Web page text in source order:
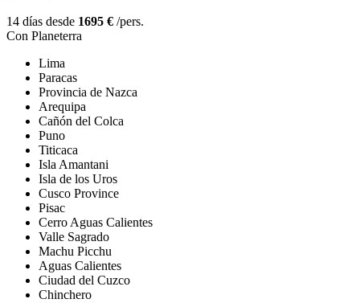
14 días desde 1695 € /pers.
Con Planeterra
Lima
Paracas
Provincia de Nazca
Arequipa
Cañón del Colca
Puno
Titicaca
Isla Amantani
Isla de los Uros
Cusco Province
Pisac
Cerro Aguas Calientes
Valle Sagrado
Machu Picchu
Aguas Calientes
Ciudad del Cuzco
Chinchero